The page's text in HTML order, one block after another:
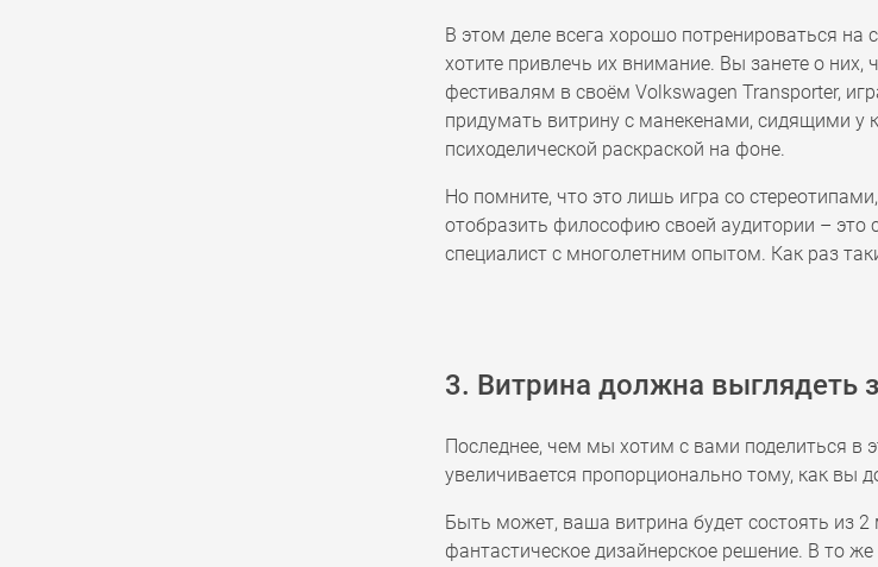
В этом деле всега хорошо потренироваться на
хотите привлечь их внимание. Вы занете о
фестивалям в своём Volkswagen Transporter,
придумать витрину с манекенами, сидящими у
психоделической раскраской на фоне.
Но помните, что это лишь игра со
отобразить философию своей аудитории – это
специалист с многолетним опытом. Как раз
3. Витрина должна выглядеть
Последнее, чем мы хотим с вами поделиться в
увеличивается пропорционально тому, как вы
Быть может, ваша витрина будет состоять из
фантастическое дизайнерское решение. В то